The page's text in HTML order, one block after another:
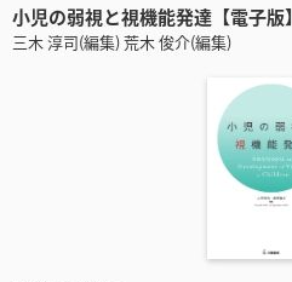
小児の弱視と視機能発達【電子版】
三木 淳司(編集) 荒木 俊介(編集)